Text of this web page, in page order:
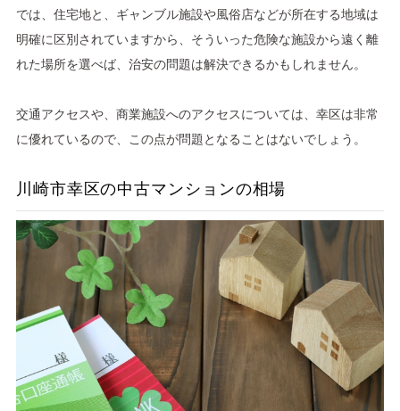
では、住宅地と、ギャンブル施設や風俗店などが所在する地域は
明確に区別されていますから、そういった危険な施設から遠く離
れた場所を選べば、治安の問題は解決できるかもしれません。
交通アクセスや、商業施設へのアクセスについては、幸区は非常
に優れているので、この点が問題となることはないでしょう。
川崎市幸区の中古マンションの相場